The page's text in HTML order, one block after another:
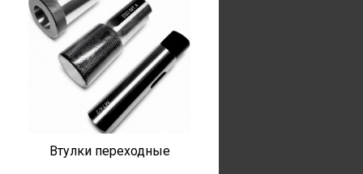
Втулки переходные